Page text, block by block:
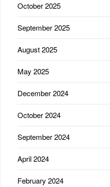
October 2025
September 2025
August 2025
May 2025
December 2024
October 2024
September 2024
April 2024
February 2024